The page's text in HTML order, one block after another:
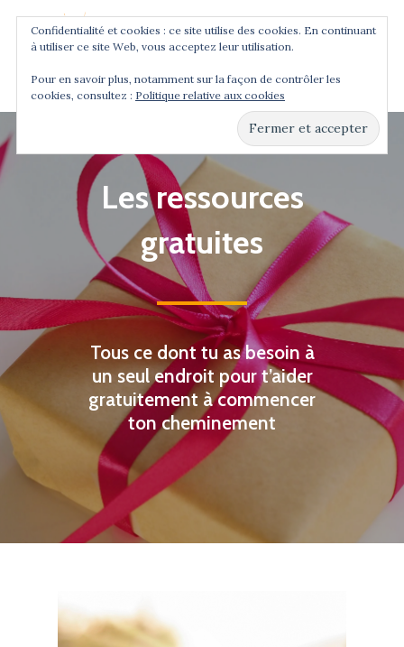
Hit enter to search or ESC to close
Les ressources
gratuites
Tous ce dont tu as besoin à
un seul endroit pour t’aider
gratuitement à commencer
ton cheminement
Confidentialité et cookies : ce site utilise des cookies. En continuant
à utiliser ce site Web, vous acceptez leur utilisation.
Pour en savoir plus, notamment sur la façon de contrôler les
cookies, consultez : Politique relative aux cookies